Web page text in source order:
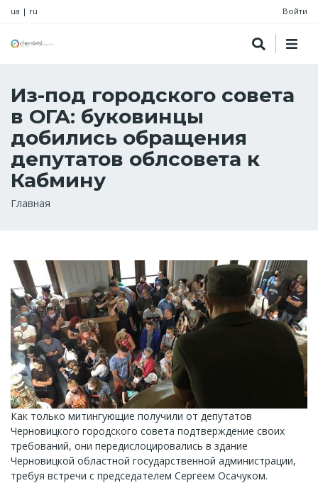
ua | ru Войти
Из-под городского совета
в ОГА: буковинцы
добились обращения
депутатов облсовета к
Кабмину
Строка
Главная
Как только митингующие получили от депутатов
Черновицкого городского совета подтверждение своих
требований, они передислоцировались в здание
Черновицкой областной государственной администрации,
требуя встречи с председателем Сергеем Осачуком.